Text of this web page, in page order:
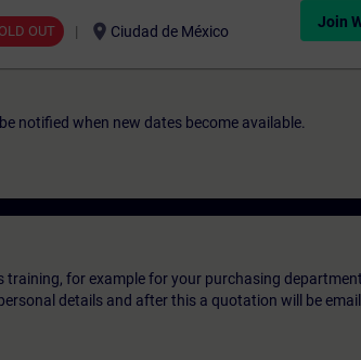
OUT location_on Ciudad de México
Join
notified when new dates become available.
for example for your purchasing
details and after this a quotation will be